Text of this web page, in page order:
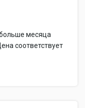
месяца
соответствует